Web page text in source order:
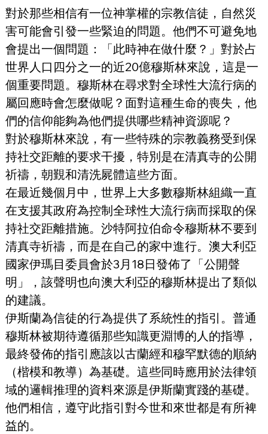
對於那些相信有一位神掌權的宗教信徒，自然災
害可能會引發一些緊迫的問題。他們不可避免地
會提出一個問題：「此時神在做什麼？」對於占
世界人口四分之一的近20億穆斯林來說，這是一
個重要問題。穆斯林在尋求對全球性大流行病的
屬回應時會怎麼做呢？面對這種生命的喪失，他
們的信仰能夠為他們提供哪些精神資源呢？
對於穆斯林來說，有一些特殊的宗教義務受到保
持社交距離的要求干擾，特別是在清真寺的公開
祈禱，朝覲和清洗屍體這些方面。
在最近幾個月中，世界上大多數穆斯林組織一直
在支援其政府為控制全球性大流行病而採取的保
持社交距離措施。沙特阿拉伯命令穆斯林不要到
清真寺祈禱，而是在自己的家中進行。澳大利亞
國家伊瑪目委員會於3月18日發佈了「公開聲
明」，該聲明也向澳大利亞的穆斯林提出了類似
的建議。
伊斯蘭為信徒的行為提供了系統性的指引。普通
穆斯林被期待遵循那些知識更淵博的人的指導，
最終發佈的指引應該以古蘭經和穆罕默德的順納
（楷模和教導）為基礎。這些同時應用於法律領
域的邏輯推理的資料來源是伊斯蘭實踐的基礎。
他們相信，遵守此指引對今世和來世都是有所裨
益的。